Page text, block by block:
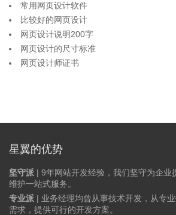
常用网页设计软件
比较好的网页设计
网页设计说明200字
网页设计的尺寸标准
网页设计师证书
星翼的优势
坚守派 | 9年网站开发经验，我们坚守为企业
维护一站式服务。
专业派 | 业务经理均曾从事技术开发，从专
需求，提供可行的开发方案。